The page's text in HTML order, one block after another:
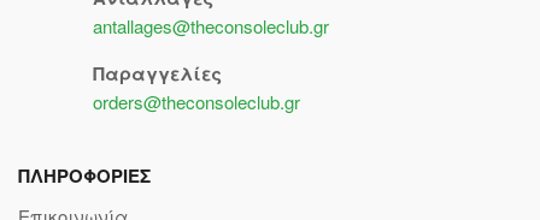
antallages@theconsoleclub.gr
Παραγγελίες
orders@theconsoleclub.gr
ΠΛΗΡΟΦΟΡΙΕΣ